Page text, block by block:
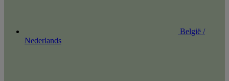
België /
Nederlands